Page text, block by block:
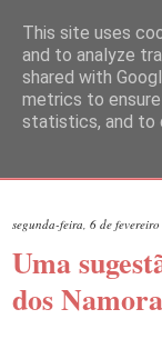
segunda-feira, 6 de
Uma
dos
This site uses
and to analyze
shared with
metrics to
statistics, and to